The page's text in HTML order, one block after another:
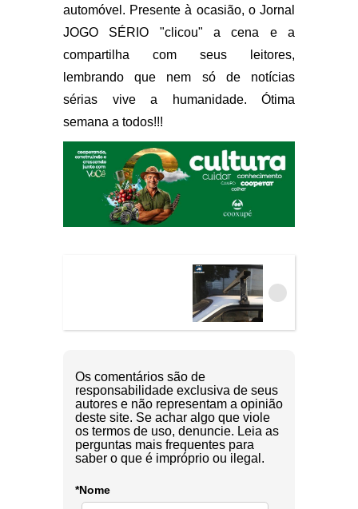
automóvel. Presente à ocasião, o Jornal
JOGO SÉRIO "clicou" a cena e a
compartilha com seus leitores,
lembrando que nem só de notícias
sérias vive a humanidade. Ótima
semana a todos!!!
Os comentários são de
responsabilidade exclusiva de seus
autores e não representam a opinião
deste site. Se achar algo que viole
os termos de uso, denuncie. Leia as
perguntas mais frequentes para
saber o que é impróprio ou ilegal.
*Nome